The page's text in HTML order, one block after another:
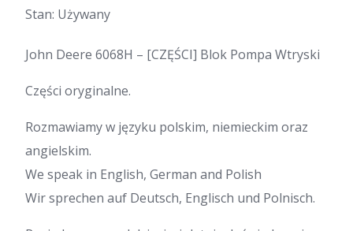
Stan: Używany
John Deere 6068H – [CZĘŚCI] Blok Pompa Wtryski
Części oryginalne.
Rozmawiamy w języku polskim, niemieckim oraz
angielskim.
We speak in English, German and Polish
Wir sprechen auf Deutsch, Englisch und Polnisch.